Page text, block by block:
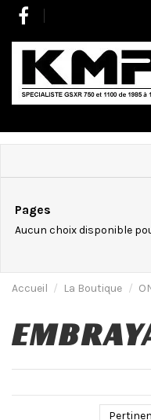
Pages
Aucun choix disponible
Accueil La Boutique